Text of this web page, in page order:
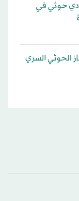
حوثي في
الحوثي السري